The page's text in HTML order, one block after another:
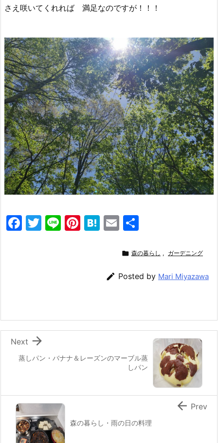
さえ咲いてくれれば 満足なのですが！！！
F
o
k
T
Li Pi H
a
E
ai
l
 森の暮らし , ガーデニング
 Posted by Mari Miyazawa
蒸しパン・バナナ＆レーズンのマーブル蒸
しパン

Next
森の暮らし・雨の日の料理
 Prev